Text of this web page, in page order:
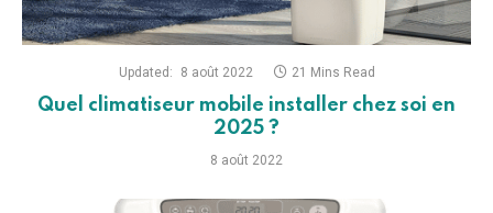
Updated: 8 août 2022 21 Mins Read
Quel climatiseur mobile installer chez soi en
2025 ?
8 août 2022